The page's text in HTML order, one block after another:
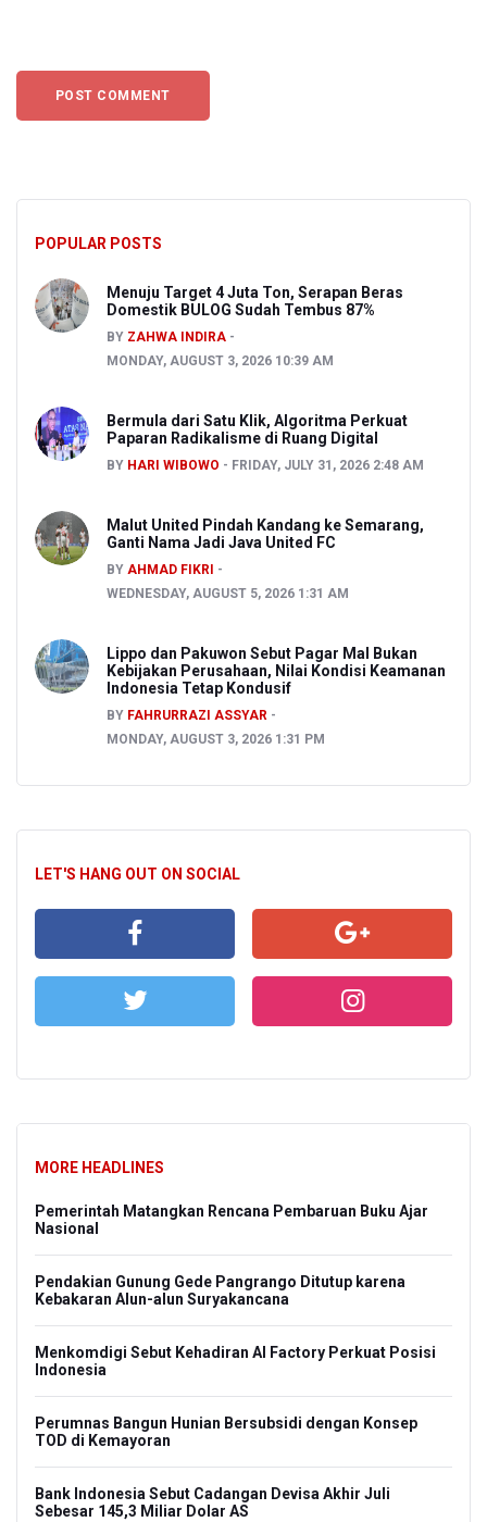
POPULAR POSTS
Menuju Target 4 Juta Ton, Serapan Beras
Domestik BULOG Sudah Tembus 87%
BY ZAHWA INDIRA
MONDAY, AUGUST 3, 2026 10:39 AM
Bermula dari Satu Klik, Algoritma Perkuat
Paparan Radikalisme di Ruang Digital
BY HARI WIBOWO FRIDAY, JULY 31, 2026 2:48 AM
Malut United Pindah Kandang ke Semarang,
Ganti Nama Jadi Java United FC
BY AHMAD FIKRI
WEDNESDAY, AUGUST 5, 2026 1:31 AM
Lippo dan Pakuwon Sebut Pagar Mal Bukan
Kebijakan Perusahaan, Nilai Kondisi Keamanan
Indonesia Tetap Kondusif
BY FAHRURRAZI ASSYAR
MONDAY, AUGUST 3, 2026 1:31 PM
LET'S HANG OUT ON SOCIAL
MORE HEADLINES
Pemerintah Matangkan Rencana Pembaruan Buku Ajar
Nasional
Pendakian Gunung Gede Pangrango Ditutup karena
Kebakaran Alun-alun Suryakancana
Menkomdigi Sebut Kehadiran AI Factory Perkuat Posisi
Indonesia
Perumnas Bangun Hunian Bersubsidi dengan Konsep
TOD di Kemayoran
Bank Indonesia Sebut Cadangan Devisa Akhir Juli
Sebesar 145,3 Miliar Dolar AS